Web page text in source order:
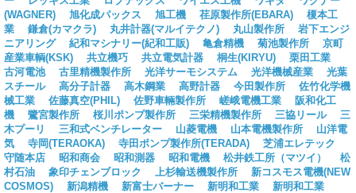
(WAGNER)
旭化成パックス 旭工機 荏原製作所(EBARA)
榎本工
業
鎌倉(カマクラ) 丸井計器(マルイテクノ) 丸山製作所
岩下エンジ
ニアリング
紀和マシナリー(紀和工販) 亀倉精機 菊池製作所
京町
産業車輌(KSK)
共立機巧 共立電気計器 桐生(KIRYU)
栗田工業
古河電池
古里精機製作所 光洋サーモシステム 光洋機械産業
光葉
スチール
高分子計器 高木鋼業 高野計器 今田製作所
佐竹化学機
械工業
佐藤真空(PHIL) 佐野車輛製作所 嵯峨電機工業
阪和化工
機
鷺宮製作所 桜川ポンプ製作所 三栄精機製作所 三協リール
三
木プーリ
三和式ベンチレーター 山菱電機 山本電機製作所
山洋電
気
寺岡(TERAOKA) 寺田ポンプ製作所(TERADA)
芝浦エレテック
守随本店
昭和商会 昭和測器 昭和電機 松井鉄工所（マツイ）
松
村石油
象印チェンブロック 上杉輸送機製作所
新コスモス電機(NEW
COSMOS)
新潟精機 新富士バーナー 新明和工業
新明和工業